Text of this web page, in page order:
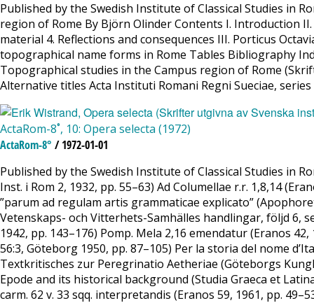
Published by the Swedish Institute of Classical Studies in
region of Rome By Björn Olinder Contents I. Introduction
material 4. Reflections and consequences III. Porticus
topographical name forms in Rome Tables Bibliography
Topographical studies in the Campus region of Rome
Alternative titles Acta Instituti Romani Regni Sueciae, series
ActaRom-8˚, 10: Opera selecta (1972)
ActaRom-8° / 1972-01-01
Published by the Swedish Institute of Classical Studies in
Inst. i Rom 2, 1932, pp. 55–63) Ad Columellae r.r. 1,8,14
”parum ad regulam artis grammaticae explicato”
Vetenskaps- och Vitterhets-Samhälles handlingar, följd 6,
1942, pp. 143–176) Pomp. Mela 2,16 emendatur (Eranos
56:3, Göteborg 1950, pp. 87–105) Per la storia del nome
Textkritisches zur Peregrinatio Aetheriae (Göteborgs
Epode and its historical background (Studia Graeca et
carm. 62 v. 33 sqq. interpretandis (Eranos 59, 1961, pp.